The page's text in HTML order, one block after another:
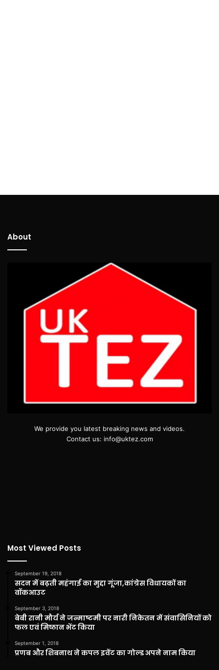
About
We provide you latest breaking news and videos.
Contact us: info@uktez.com
Most Viewed Posts
September 19, 2018
सदन में बढ़ती महंगाई का मुद्दा गूंजा,कांग्रेस विधायकों का
वॉकआउट
September 3, 2018
बेबी रानी मौर्य ने जन्माष्टमी पर नारी निकेतन में संवासिनियों को
फल एवं मिष्ठान भेंट किया
September 1, 2018
प्रणब और शिबनाथ ने कपल इवेंट का गोल्ड अपने नाम किया